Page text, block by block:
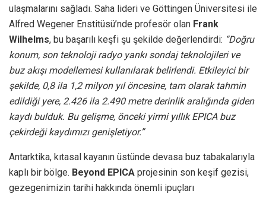
ulaşmalarını sağladı. Saha lideri ve Göttingen Üniversitesi ile
Alfred Wegener Enstitüsü’nde profesör olan Frank
Wilhelms, bu başarılı keşfi şu şekilde değerlendirdi: “Doğru
konum, son teknoloji radyo yankı sondaj teknolojileri ve
buz akışı modellemesi kullanılarak belirlendi. Etkileyici bir
şekilde, 0,8 ila 1,2 milyon yıl öncesine, tam olarak tahmin
edildiği yere, 2.426 ila 2.490 metre derinlik aralığında giden
kaydı bulduk. Bu gelişme, önceki yirmi yıllık EPICA buz
çekirdeği kaydımızı genişletiyor.”
Antarktika, kıtasal kayanın üstünde devasa buz tabakalarıyla
kaplı bir bölge. Beyond EPICA projesinin son keşif gezisi,
gezegenimizin tarihi hakkında önemli ipuçları